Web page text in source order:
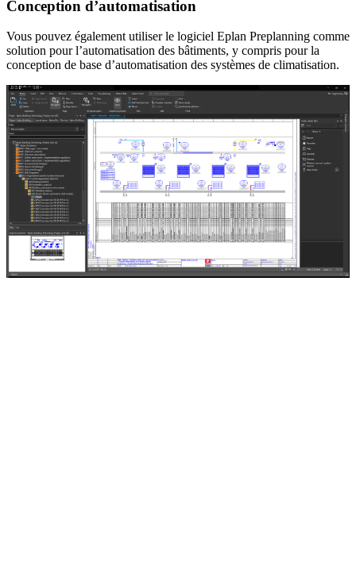
Conception d’automatisation
Vous pouvez également utiliser le logiciel Eplan Preplanning comme
solution pour l’automatisation des bâtiments, y compris pour la
conception de base d’automatisation des systèmes de climatisation.